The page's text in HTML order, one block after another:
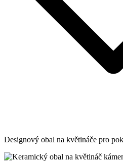
Designový obal na květináče pro